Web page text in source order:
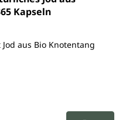
Kapseln
aus Bio Knotentang